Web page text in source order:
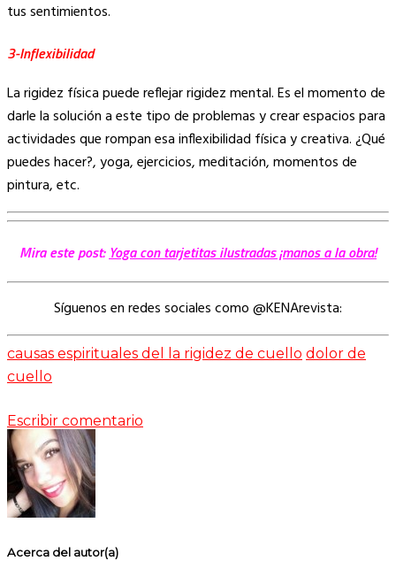
tus sentimientos.
3-Inflexibilidad
La rigidez física puede reflejar rigidez mental. Es el momento de
darle la solución a este tipo de problemas y crear espacios para
actividades que rompan esa inflexibilidad física y creativa. ¿Qué
puedes hacer?, yoga, ejercicios, meditación, momentos de
pintura, etc.
Mira este post: Yoga con tarjetitas ilustradas ¡manos a la obra!
Síguenos en redes sociales como @KENArevista:
causas espirituales del la rigidez de cuello dolor de
cuello
Escribir comentario
Acerca del autor(a)